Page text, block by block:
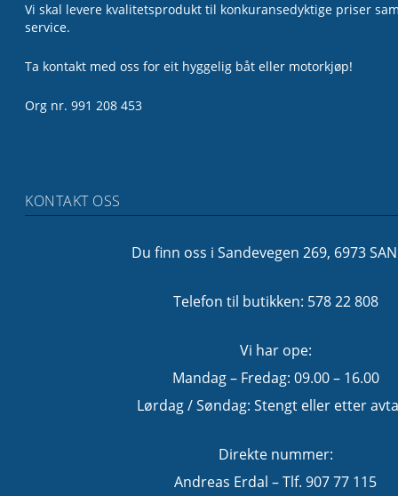
Vi skal levere kvalitetsprodukt til konkuransedyktige priser
service.
Ta kontakt med oss for eit hyggelig båt eller motorkjøp!
Org nr. 991 208 453
KONTAKT OSS
Du finn oss i Sandevegen 269, 6973
Telefon til butikken: 578 22 808
Vi har ope:
Mandag – Fredag: 09.00 – 16.00
Lørdag / Søndag: Stengt eller etter
Direkte nummer:
Andreas Erdal – Tlf. 907 77 115